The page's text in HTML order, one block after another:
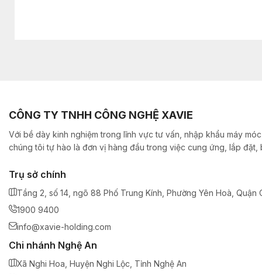
CÔNG TY TNHH CÔNG NGHỆ XAVIE
Với bề dày kinh nghiệm trong lĩnh vực tư vấn, nhập khẩu máy
chúng tôi tự hào là đơn vị hàng đầu trong việc cung ứng, lắp đặt,
Trụ sở chính
Tầng 2, số 14, ngõ 88 Phố Trung Kính, Phường Yên Hoà, Quận
1900 9400
info@xavie-holding.com
Chi nhánh Nghệ An
Xã Nghi Hoa, Huyện Nghi Lộc, Tỉnh Nghệ An